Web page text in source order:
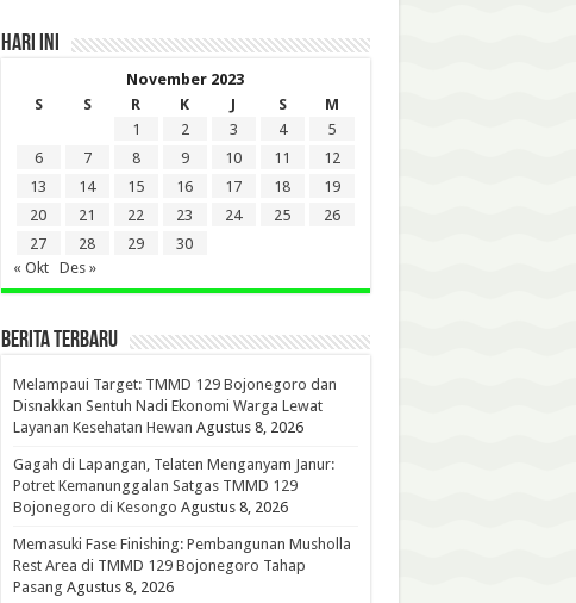
HARI INI
November 2023
S
S R K J S
M
1
2 3 4
5
6
7 8 9 10 11
12
13
14 15 16 17 18
19
20
21 22 23 24 25
26
27
28 29
30
« Okt
Des »
BERITA TERBARU
Melampaui Target: TMMD 129 Bojonegoro dan
Disnakkan Sentuh Nadi Ekonomi Warga Lewat
Layanan Kesehatan Hewan Agustus 8, 2026
Gagah di Lapangan, Telaten Menganyam Janur:
Potret Kemanunggalan Satgas TMMD 129
Bojonegoro di Kesongo Agustus 8, 2026
Memasuki Fase Finishing: Pembangunan Musholla
Rest Area di TMMD 129 Bojonegoro Tahap
Pasang Agustus 8, 2026